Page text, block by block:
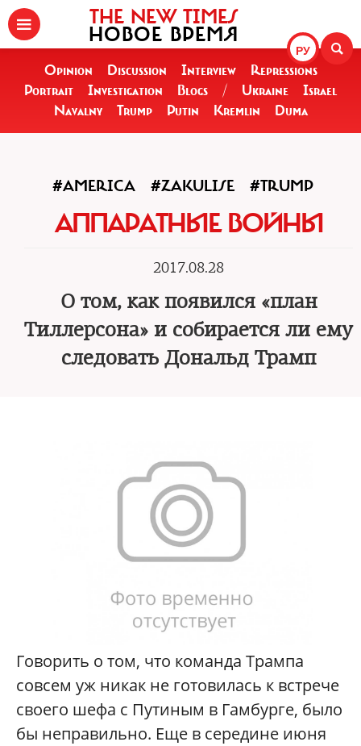
РУ
THE NEW TIMES
НОВОЕ ВРЕМЯ
Opinion Discussion Interview
Repressions
Portrait
Investigation Blogs / Ukraine
Israel
Navalny
Trump Putin Kremlin Duma
#AMERICA #ZAKULISE #TRUMP
АППАРАТНЫЕ ВОЙНЫ
2017.08.28
О том, как появился «план
Тиллерсона» и собирается ли ему
следовать Дональд Трамп
Говорить о том, что команда Трампа
совсем уж никак не готовилась к встрече
своего шефа с Путиным в Гамбурге, было
бы неправильно. Еще в середине июня